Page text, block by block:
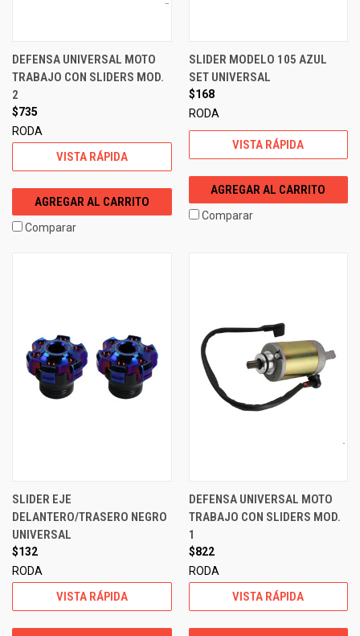
DEFENSA UNIVERSAL MOTO
TRABAJO CON SLIDERS MOD.
2
$735
RODA
VISTA RÁPIDA
AGREGAR AL CARRITO
Comparar
SLIDER MODELO 105 AZUL
SET UNIVERSAL
$168
RODA
VISTA RÁPIDA
AGREGAR AL CARRITO
Comparar
SLIDER EJE
DELANTERO/TRASERO NEGRO
UNIVERSAL
$132
RODA
VISTA RÁPIDA
DEFENSA UNIVERSAL MOTO
TRABAJO CON SLIDERS MOD.
1
$822
RODA
VISTA RÁPIDA